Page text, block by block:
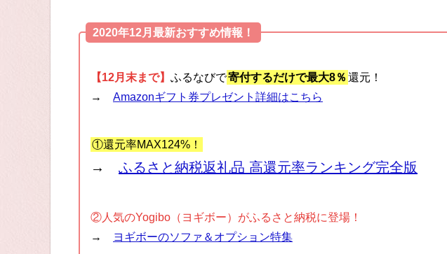
2020年12月最新おすすめ情報！
【12月末まで】 ふるなびで寄付するだけで最大8％ 還元！
→ Amazonギフト券プレゼント詳細はこちら
①還元率MAX124%！
→ ふるさと納税返礼品 高還元率ランキング完全版
②人気のYogibo（ヨギボー）がふるさと納税に登場！
→
ヨギボーのソファ＆オプション特集